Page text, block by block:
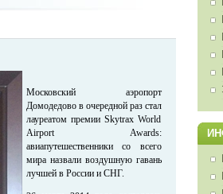
Московский аэропорт
Домодедово в очередной раз стал
лауреатом премии Skytrax World
Airport Awards:
авиапутешественники со всего
мира назвали воздушную гавань
лучшей в России и СНГ.